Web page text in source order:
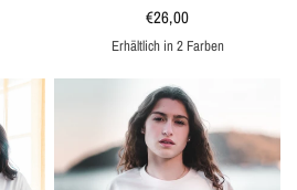
€26,00
WeißHimmelblau
Erhältlich in 2 Farben